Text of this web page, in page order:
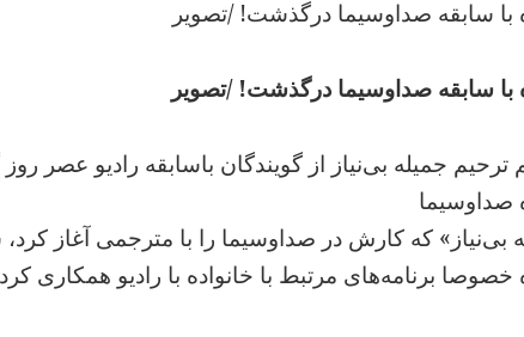
با سابقه صداوسیما درگذشت! /تصویر
با سابقه صداوسیما درگذشت! /تصویر
جمیله بی‌نیاز از گویندگان باسابقه رادیو عصر
صداوسیما
بی‌نیاز» که کارش در صداوسیما را با مترجمی آغاز
خصوصا برنامه‌های مرتبط با خانواده با رادیو همکاری